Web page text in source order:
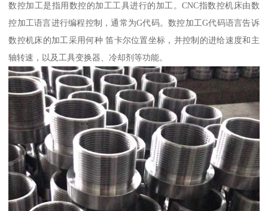
数控加工是指用数控的加工工具进行的加工。CNC指数控机床由数
控加工语言进行编程控制，通常为G代码。数控加工G代码语言告诉
数控机床的加工采用何种 笛卡尔位置坐标，并控制的进给速度和主
轴转速，以及工具变换器、冷却剂等功能。